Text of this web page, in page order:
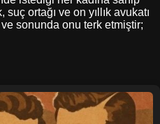
ortağı ve on yıllık avukatı
sonunda onu terk etmiştir;